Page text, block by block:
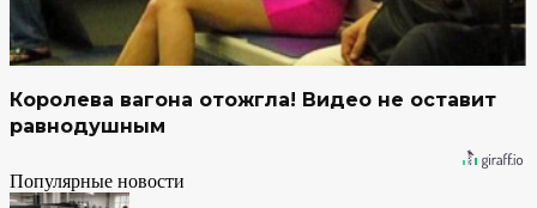
Королева вагона отожгла! Видео не оставит
равнодушным
Популярные новости